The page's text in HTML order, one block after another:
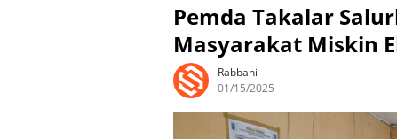
Pemda Takalar
Masyarakat Miskin
Rabbani
01/15/2025